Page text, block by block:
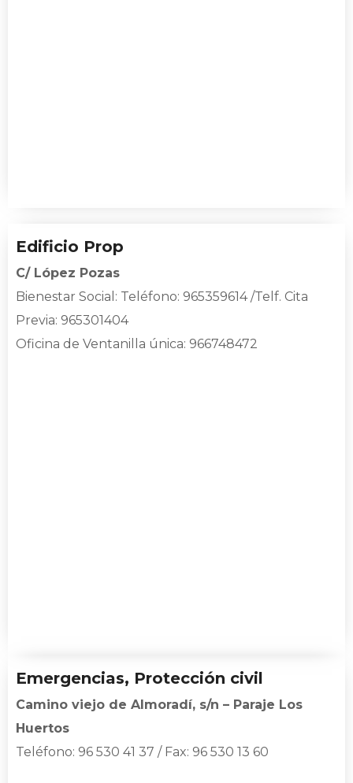
Edificio Prop
C/ López Pozas
Bienestar Social : Teléfono: 965359614 /Telf. Cita
Previa: 965301404
Oficina de Ventanilla única: 966748472
Emergencias, Protección civil
Camino viejo de Almoradí, s/n – Paraje Los
Huertos
Teléfono: 96 530 41 37 / Fax: 96 530 13 60